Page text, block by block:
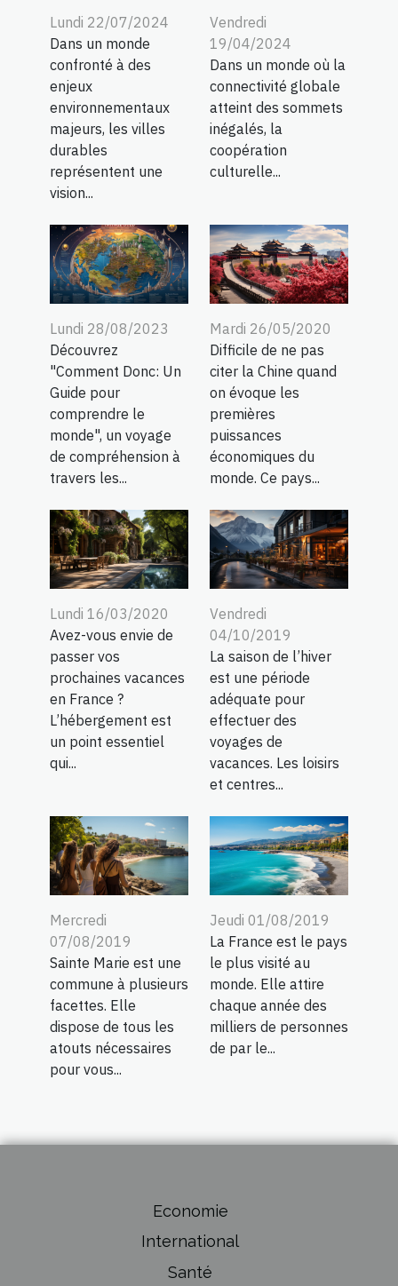
Lundi 22/07/2024
Dans un monde
confronté à des
enjeux
environnementaux
majeurs, les villes
durables
représentent une
vision...
Vendredi
19/04/2024
Dans un monde où la
connectivité globale
atteint des sommets
inégalés, la
coopération
culturelle...
Lundi 28/08/2023
Découvrez
"Comment Donc: Un
Guide pour
comprendre le
monde", un voyage
de compréhension à
travers les...
Mardi 26/05/2020
Difficile de ne pas
citer la Chine quand
on évoque les
premières
puissances
économiques du
monde. Ce pays...
Lundi 16/03/2020
Avez-vous envie de
passer vos
prochaines vacances
en France ?
L’hébergement est
un point essentiel
qui...
Vendredi
04/10/2019
La saison de l’hiver
est une période
adéquate pour
effectuer des
voyages de
vacances. Les loisirs
et centres...
Mercredi
07/08/2019
Sainte Marie est une
commune à plusieurs
facettes. Elle
dispose de tous les
atouts nécessaires
pour vous...
Jeudi 01/08/2019
La France est le pays
le plus visité au
monde. Elle attire
chaque année des
milliers de personnes
de par le...
Economie
International
Santé